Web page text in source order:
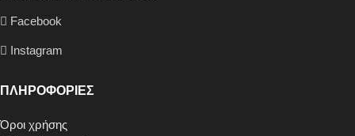
Facebook
Instagram
ΠΛΗΡΟΦΟΡΙΕΣ
Όροι χρήσης